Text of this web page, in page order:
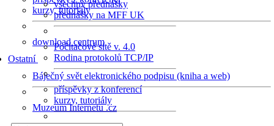
kurzy, tutoriály
download centrum
Ostatní
Báječný svět elektronického podpisu (kniha a web)
Muzeum Internetu .cz
všechny přednášky
přednášky na MFF UK
Počítačové sítě v. 4.0
Rodina protokolů TCP/IP
příspěvky z konferencí
kurzy, tutoriály